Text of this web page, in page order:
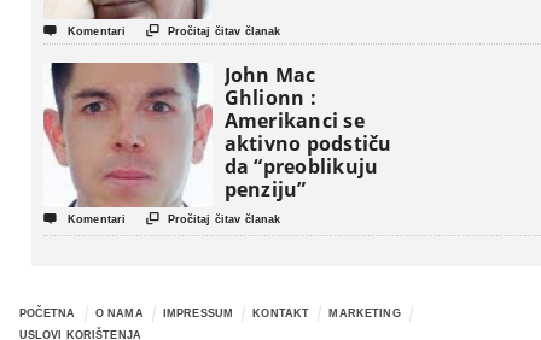
 Komentari  Pročitaj čitav članak
John Mac
Ghlionn :
Amerikanci se
aktivno podstiču
da “preoblikuju
penziju”
 Komentari  Pročitaj čitav članak
POČETNA O NAMA IMPRESSUM KONTAKT
MARKETING
USLOVI KORIŠTENJA